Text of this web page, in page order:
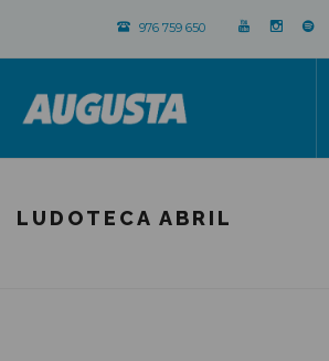
976 759 650
LUDOTECA ABRIL